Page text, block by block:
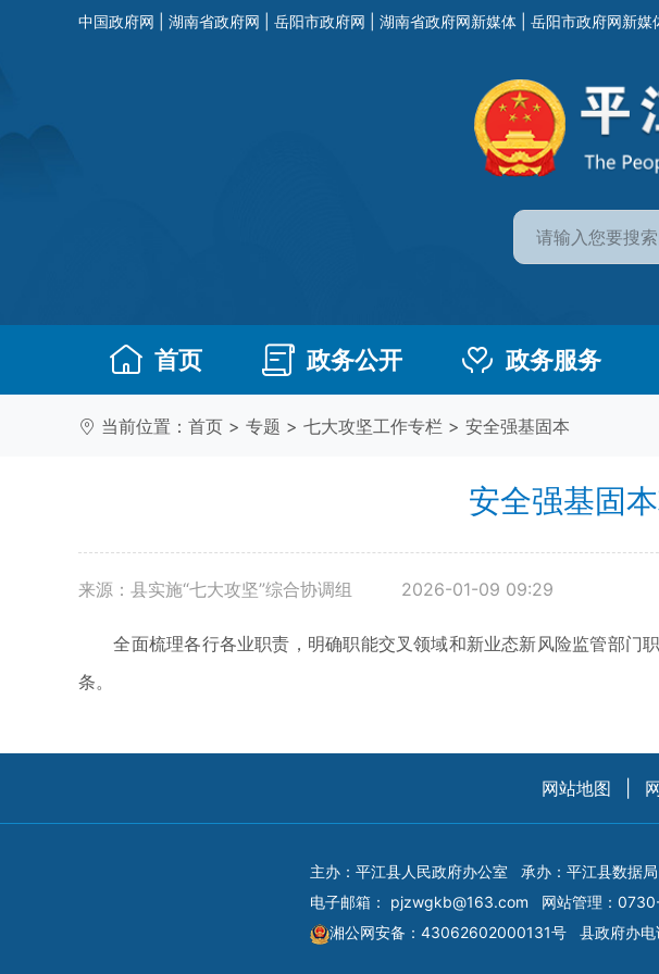
中国政府网 湖南省政府网 岳阳市政府网 湖南省政府网新媒体 岳阳市政府网新媒
首页 政务公开 政务服务
当前位置： 首页 > 专题 > 七大攻坚工作专栏 > 安全强基固本
安全强基固
来源：县实施“七大攻坚”综合协调组 2026-01-09 09:29
全面梳理各行各业职责，明确职能交叉领域和新业态新风险监管部门
条。
网站地图
主办：平江县人民政府办公室 承办：平江县数据局
电子邮箱： pjzwgkb@163.com 网站管理：
湘公网安备：43062602000131号
县政府办